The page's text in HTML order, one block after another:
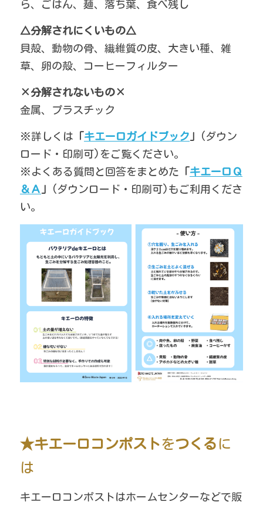
ら、ごはん、麺、落ち葉、食べ残し
△分解されにくいもの△
貝殻、動物の骨、繊維質の皮、大きい種、雑
草、卵の殻、コーヒーフィルター
×分解されないもの×
金属、プラスチック
※詳しくは 「キエーロガイドブック 」
(ダウン
ロード・印刷可)をご覧ください。
※よくある質問と回答をまとめた
「キエーロＱ
＆Ａ 」 (ダウンロード・印刷可) もご利用くださ
い。
★キエーロコンポスト をつくる に
は
キエーロコンポストはホームセンターなどで販